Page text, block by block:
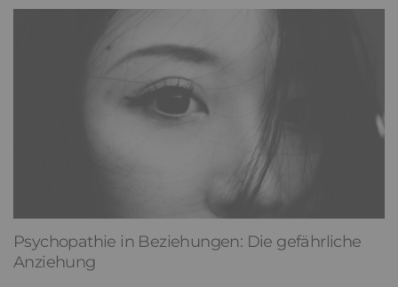
Psychopathie in Beziehungen: Die gefährliche
Anziehung